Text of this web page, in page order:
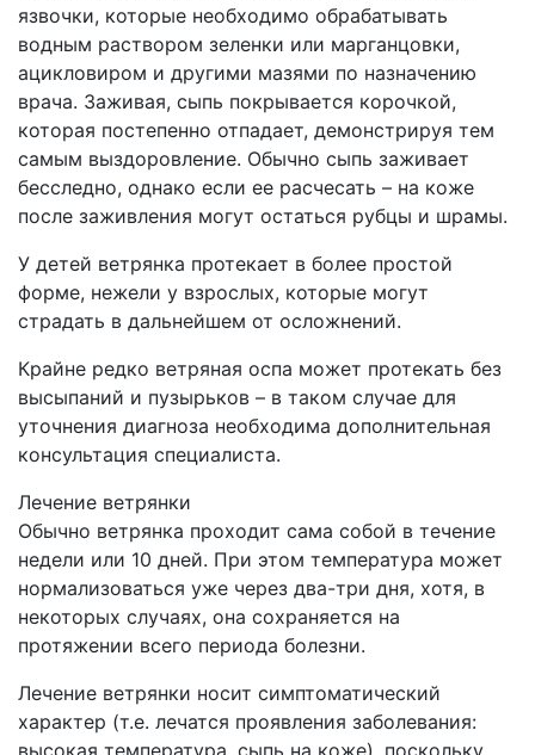
язвочки, которые необходимо обрабатывать
водным раствором зеленки или марганцовки,
ацикловиром и другими мазями по назначению
врача. Заживая, сыпь покрывается корочкой,
которая постепенно отпадает, демонстрируя тем
самым выздоровление. Обычно сыпь заживает
бесследно, однако если ее расчесать – на коже
после заживления могут остаться рубцы и шрамы.
У детей ветрянка протекает в более простой
форме, нежели у взрослых, которые могут
страдать в дальнейшем от осложнений.
Крайне редко ветряная оспа может протекать без
высыпаний и пузырьков – в таком случае для
уточнения диагноза необходима дополнительная
консультация специалиста.
Лечение ветрянки
Обычно ветрянка проходит сама собой в течение
недели или 10 дней. При этом температура может
нормализоваться уже через два-три дня, хотя, в
некоторых случаях, она сохраняется на
протяжении всего периода болезни.
Лечение ветрянки носит симптоматический
характер (т.е. лечатся проявления заболевания:
высокая температура, сыпь на коже), поскольку